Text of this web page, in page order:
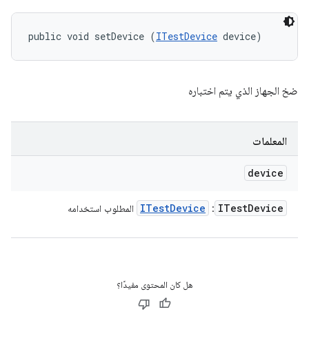
public void setDevice (ITestDevice device)
ضخ الجهاز الذي يتم اختباره
المعلمات
device
ITestDevice
:
ITestDevice المطلوب استخدامه
هل كان المحتوى مفيدًا؟